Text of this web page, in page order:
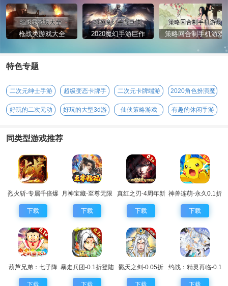
枪战类游戏大全 2020魔幻手游巨作 策略回合制手机游戏
特色专题
二次元绅士手游
超级变态卡牌手
二次元卡牌端游
2020角色扮演魔
好玩的二次元动
好玩的大型3d游
仙侠策略游戏 有趣的休闲手游
同类型游戏推荐
烈火斩-专属千倍爆
下载
月神宝藏-至尊无限
券
下载
真红之刃-4周年新
版本0.1折
下载
神兽连萌-永久0.1折
下载
葫芦兄弟：七子降
妖-0.1永久折扣
下载
暴走兵团-0.1折登陆
送千抽
下载
戮天之剑-0.05折
下载
约战：精灵再临-0.1
折怀旧版
下载